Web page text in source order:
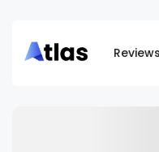
Reviews